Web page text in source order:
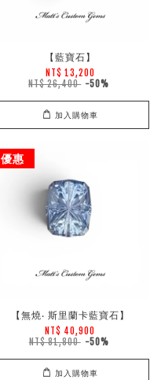
【藍寶石】
NT$ 13,200
NT$ 26,400 -50%
加入購物車
優惠
【無燒‧ 斯里蘭卡藍寶石】
NT$ 40,900
NT$ 81,800 -50%
加入購物車